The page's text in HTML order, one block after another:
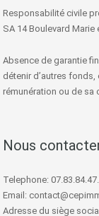
Responsabilité civile
SA 14 Boulevard Marie
Absence de garantie
détenir d’autres
rémunération ou de sa
Nous
Telephone:
Email:
Adresse du siège